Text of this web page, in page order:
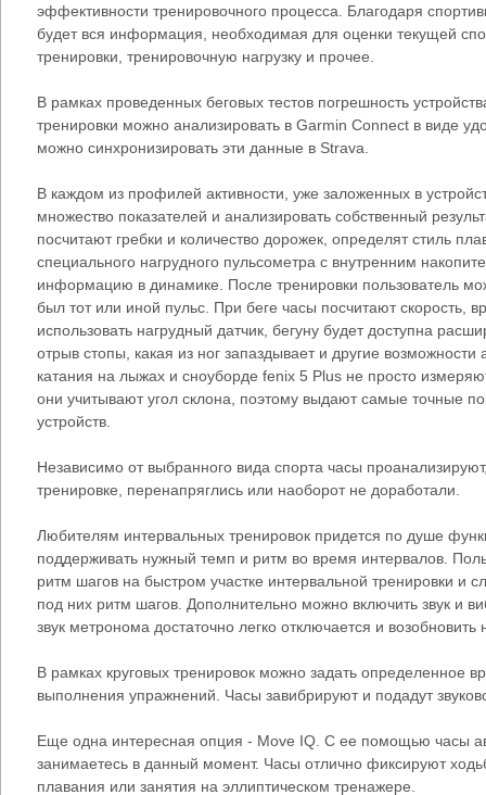
эффективности тренировочного процесса. Благодаря
будет вся информация, необходимая для оценки текущей
тренировки, тренировочную нагрузку и прочее.
В рамках проведенных беговых тестов погрешность
тренировки можно анализировать в Garmin Connect в виде
можно синхронизировать эти данные в Strava.
В каждом из профилей активности, уже заложенных в
множество показателей и анализировать собственный
посчитают гребки и количество дорожек, определят стиль
специального нагрудного пульсометра с внутренним
информацию в динамике. После тренировки пользователь
был тот или иной пульс. При беге часы посчитают скорость,
использовать нагрудный датчик, бегуну будет доступна
отрыв стопы, какая из ног запаздывает и другие
катания на лыжах и сноуборде fenix 5 Plus не просто
они учитывают угол склона, поэтому выдают самые точные
устройств.
Независимо от выбранного вида спорта часы
тренировке, перенапряглись или наоборот не доработали.
Любителям интервальных тренировок придется по душе
поддерживать нужный темп и ритм во время интервалов.
ритм шагов на быстром участке интервальной тренировки и
под них ритм шагов. Дополнительно можно включить звук и
звук метронома достаточно легко отключается и возобновить
В рамках круговых тренировок можно задать определенное
выполнения упражнений. Часы завибрируют и подадут
Еще одна интересная опция - Move IQ. С ее помощью часы
занимаетесь в данный момент. Часы отлично фиксируют
плавания или занятия на эллиптическом тренажере.